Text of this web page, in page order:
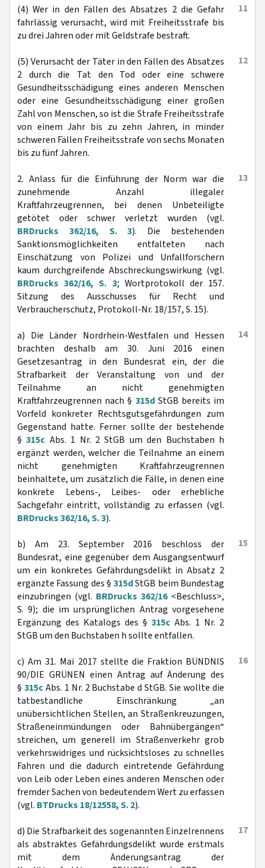
11
(4) Wer in den Fällen des Absatzes 2 die Gefahr
fahrlässig verursacht, wird mit Freiheitsstrafe bis
zu drei Jahren oder mit Geldstrafe bestraft.
12
(5) Verursacht der Täter in den Fällen des Absatzes
2 durch die Tat den Tod oder eine schwere
Gesundheitsschädigung eines anderen Menschen
oder eine Gesundheitsschädigung einer großen
Zahl von Menschen, so ist die Strafe Freiheitsstrafe
von einem Jahr bis zu zehn Jahren, in minder
schweren Fällen Freiheitsstrafe von sechs Monaten
bis zu fünf Jahren.
13
2. Anlass für die Einführung der Norm war die
zunehmende Anzahl illegaler
Kraftfahrzeugrennen, bei denen Unbeteiligte
getötet oder schwer verletzt wurden (vgl.
BRDrucks 362/16, S. 3). Die bestehenden
Sanktionsmöglichkeiten entfalteten nach
Einschätzung von Polizei und Unfallforschern
kaum durchgreifende Abschreckungswirkung (vgl.
BRDrucks 362/16, S. 3; Wortprotokoll der 157.
Sitzung des Ausschusses für Recht und
Verbraucherschutz, Protokoll-Nr. 18/157, S. 15).
14
a) Die Länder Nordrhein-Westfalen und Hessen
brachten deshalb am 30. Juni 2016 einen
Gesetzesantrag in den Bundesrat ein, der die
Strafbarkeit der Veranstaltung von und der
Teilnahme an nicht genehmigten
Kraftfahrzeugrennen nach § 315dStGB bereits im
Vorfeld konkreter Rechtsgutsgefährdungen zum
Gegenstand hatte. Ferner sollte der bestehende
§315c Abs. 1 Nr. 2 StGB um den Buchstaben h
ergänzt werden, welcher die Teilnahme an einem
nicht genehmigten Kraftfahrzeugrennen
beinhaltete, um zusätzlich die Fälle, in denen eine
konkrete Lebens-, Leibes- oder erhebliche
Sachgefahr eintritt, vollständig zu erfassen (vgl.
BRDrucks 362/16, S. 3).
15
b) Am 23. September 2016 beschloss der
Bundesrat, eine gegenüber dem Ausgangsentwurf
um ein konkretes Gefährdungsdelikt in Absatz 2
ergänzte Fassung des § 315dStGB beim Bundestag
einzubringen (vgl. BRDrucks 362/16<Beschluss>,
S. 9); die im ursprünglichen Antrag vorgesehene
Ergänzung des Katalogs des § 315c Abs. 1 Nr. 2
StGB um den Buchstaben h sollte entfallen.
16
c) Am 31. Mai 2017 stellte die Fraktion BÜNDNIS
90/DIE GRÜNEN einen Antrag auf Änderung des
§ 315cAbs. 1 Nr. 2 Buchstabe d StGB. Sie wollte die
tatbestandliche Einschränkung „an
unübersichtlichen Stellen, an Straßenkreuzungen,
Straßeneinmündungen oder Bahnübergängen“
streichen, um generell im Straßenverkehr grob
verkehrswidriges und rücksichtsloses zu schnelles
Fahren und die dadurch eintretende Gefährdung
von Leib oder Leben eines anderen Menschen oder
fremder Sachen von bedeutendem Wert zu erfassen
(vgl. BTDrucks 18/12558, S. 2).
17
d) Die Strafbarkeit des sogenannten Einzelrennens
als abstraktes Gefährdungsdelikt wurde erstmals
mit dem Änderungsantrag der